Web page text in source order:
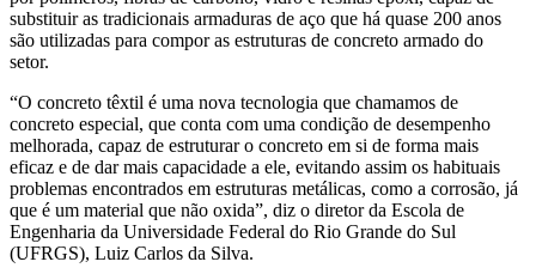
substituir as tradicionais armaduras de aço que há quase 200 anos
são utilizadas para compor as estruturas de concreto armado do
setor.
“O concreto têxtil é uma nova tecnologia que chamamos de
concreto especial, que conta com uma condição de desempenho
melhorada, capaz de estruturar o concreto em si de forma mais
eficaz e de dar mais capacidade a ele, evitando assim os habituais
problemas encontrados em estruturas metálicas, como a corrosão, já
que é um material que não oxida”, diz o diretor da Escola de
Engenharia da Universidade Federal do Rio Grande do Sul
(UFRGS), Luiz Carlos da Silva.